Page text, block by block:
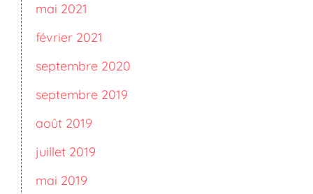
mai 2021
février 2021
septembre 2020
septembre 2019
août 2019
juillet 2019
mai 2019